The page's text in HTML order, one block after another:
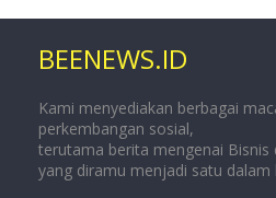
BEENEWS.ID
Kami menyediakan berbagai
perkembangan sosial,
terutama berita mengenai Bisnis
yang diramu menjadi satu dalam